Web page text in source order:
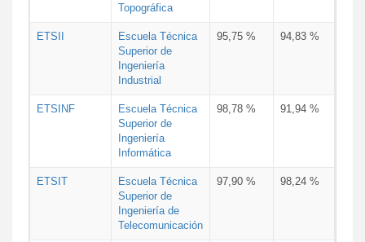
Topográfica
ETSII
Escuela Técnica
Superior de
Ingeniería
Industrial
95,75 % 94,83 %
ETSINF
Escuela Técnica
Superior de
Ingeniería
Informática
98,78 % 91,94 %
ETSIT
Escuela Técnica
Superior de
Ingeniería de
Telecomunicación
97,90 % 98,24 %